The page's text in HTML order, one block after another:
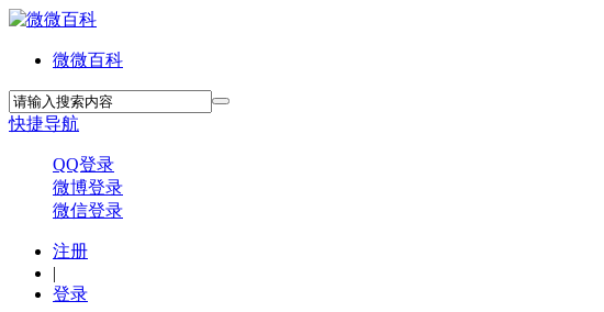
微微百科
快捷导航
QQ登录
微博登录
微信登录
注册
|
登录